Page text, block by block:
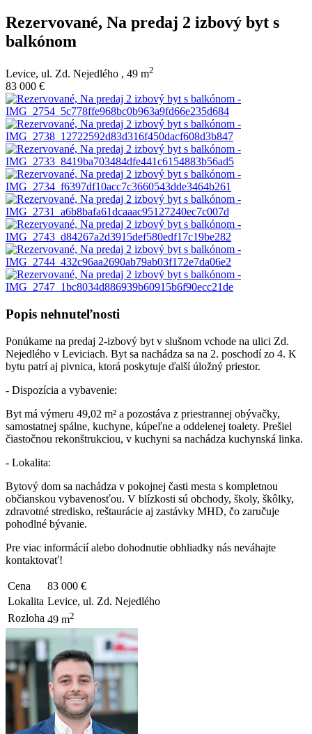
Rezervované, Na predaj 2 izbový byt s
balkónom
Levice, ul. Zd. Nejedlého , 49 m2
83 000 €
Popis nehnuteľnosti
Ponúkame na predaj 2-izbový byt v slušnom vchode na ulici Zd.
Nejedlého v Leviciach. Byt sa nachádza sa na 2. poschodí zo 4. K
bytu patrí aj pivnica, ktorá poskytuje ďalší úložný priestor.
- Dispozícia a vybavenie:
Byt má výmeru 49,02 m² a pozostáva z priestrannej obývačky,
samostatnej spálne, kuchyne, kúpeľne a oddelenej toalety. Prešiel
čiastočnou rekonštrukciou, v kuchyni sa nachádza kuchynská linka.
- Lokalita:
Bytový dom sa nachádza v pokojnej časti mesta s kompletnou
občianskou vybavenosťou. V blízkosti sú obchody, školy, škôlky,
zdravotné stredisko, reštaurácie aj zastávky MHD, čo zaručuje
pohodlné bývanie.
Pre viac informácií alebo dohodnutie obhliadky nás neváhajte
kontaktovať!
Cena
83 000 €
Lokalita Levice, ul. Zd. Nejedlého
Rozloha 49 m2